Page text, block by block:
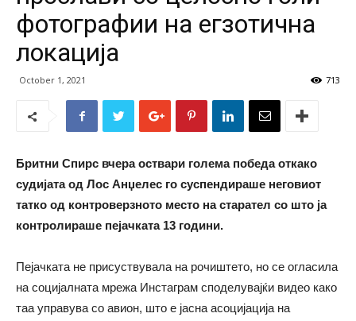
фотографии на егзотична
локација
October 1, 2021 713
Бритни Спирс вчера оствари голема победа откако
судијата од Лос Анџелес го суспендираше неговиот
татко од контроверзното место на старател со што ја
контролираше пејачката 13 години.
Пејачката не присуствувала на рочиштето, но се огласила
на социјалната мрежа Инстаграм споделувајќи видео како
таа управува со авион, што е јасна асоцијација на